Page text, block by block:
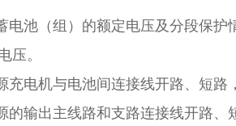
电池（组）的额定电压及分段保
压。
充电机与电池间连接线开路、短路
的输出主线路和支路连接线开路、